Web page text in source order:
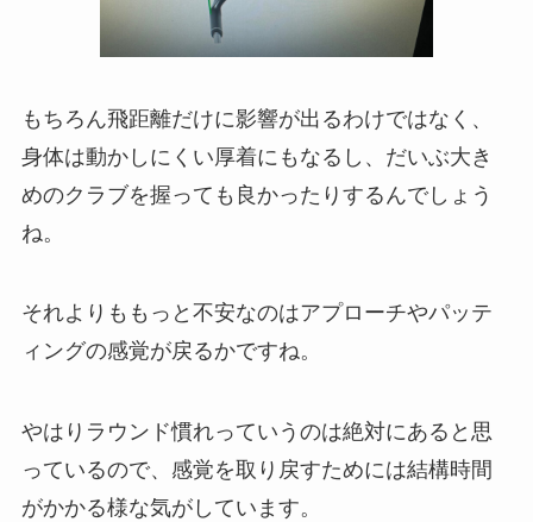
もちろん飛距離だけに影響が出るわけではなく、
身体は動かしにくい厚着にもなるし、だいぶ大き
めのクラブを握っても良かったりするんでしょう
ね。
それよりももっと不安なのはアプローチやパッテ
ィングの感覚が戻るかですね。
やはりラウンド慣れっていうのは絶対にあると思
っているので、感覚を取り戻すためには結構時間
がかかる様な気がしています。